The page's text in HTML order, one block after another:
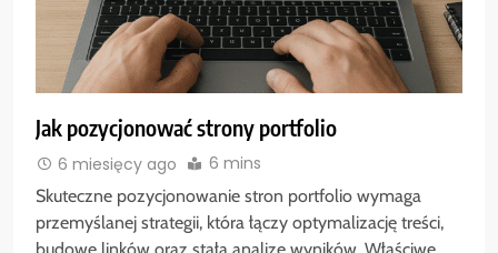
Jak pozycjonować strony portfolio
6 miesięcy ago 6 mins
Skuteczne pozycjonowanie stron portfolio wymaga
przemyślanej strategii, która łączy optymalizację treści,